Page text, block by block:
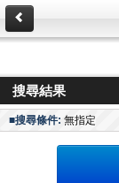
搜尋結果
■搜尋條件: 無指定